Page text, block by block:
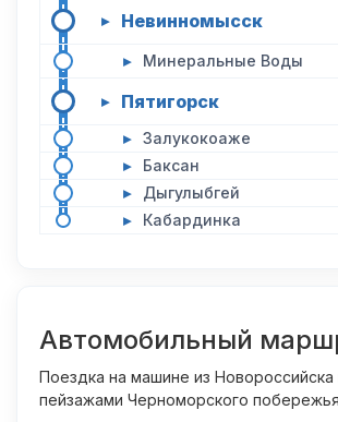
▸ Невинномысск
▸ Минеральные Воды
▸ Пятигорск
▸ Залукокоаже
▸ Баксан
▸ Дыгулыбгей
▸ Кабардинка
Автомобильный
Поездка на машине из
пейзажами Черноморского